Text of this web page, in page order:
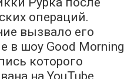
операций.
вызвало его
в шоу Good Morning
которого
на YouTube.